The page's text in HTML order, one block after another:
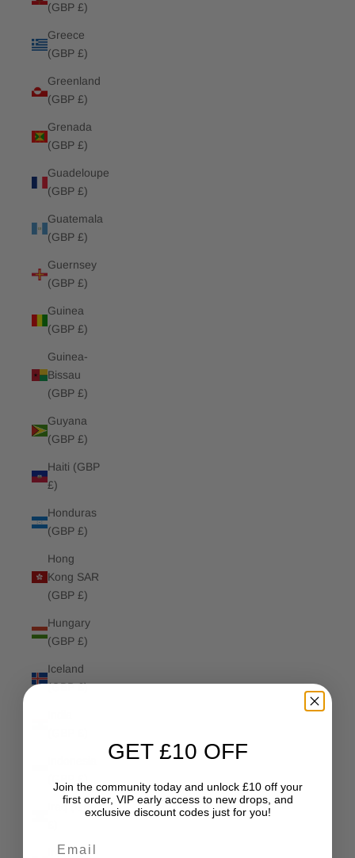
(GBP £)
Greece
(GBP £)
Greenland
(GBP £)
Grenada
(GBP £)
Guadeloupe
(GBP £)
Guatemala
(GBP £)
Guernsey
(GBP £)
Guinea
(GBP £)
Guinea-
Bissau
(GBP £)
Guyana
(GBP £)
Haiti (GBP
£)
Honduras
(GBP £)
Hong
Kong SAR
(GBP £)
Hungary
(GBP £)
Iceland
(GBP £)
Iraq (GBP
Ireland
GET £10 OFF
Join the community today and unlock £10 off your
first order, VIP early access to new drops, and
exclusive discount codes just for you!